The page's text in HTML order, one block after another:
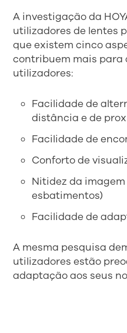
A investigação da
utilizadores de lentes
que existem cinco
contribuem mais para
utilizadores:
Facilidade de
distância e de
Facilidade de
Conforto de
Nitidez da
esbatimentos)
Facilidade de
A mesma pesquisa
utilizadores estão
adaptação aos seus